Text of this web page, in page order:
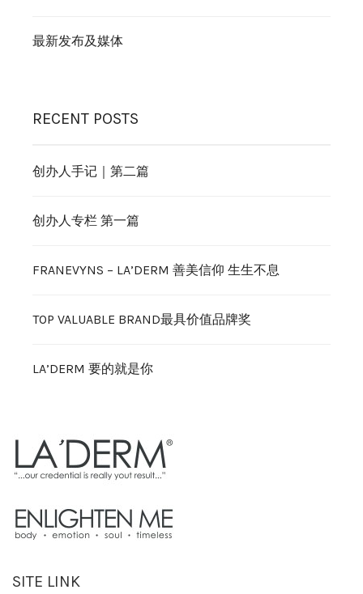
最新发布及媒体
RECENT POSTS
创办人手记｜第二篇
创办人专栏 第一篇
FRANEVYNS – LA’DERM 善美信仰 生生不息
TOP VALUABLE BRAND最具价值品牌奖
LA’DERM 要的就是你
SITE LINK